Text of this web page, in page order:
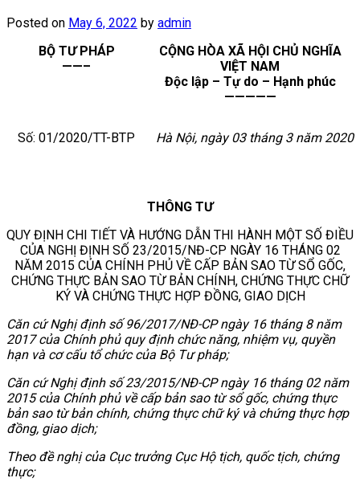
Posted on May 6, 2022 by admin
BỘ TƯ PHÁP
——–
CỘNG HÒA XÃ HỘI CHỦ NGHĨA
VIỆT NAM
Độc lập – Tự do – Hạnh phúc
—————
Số: 01/2020/TT-BTP Hà Nội, ngày 03 tháng 3 năm 2020
THÔNG TƯ
QUY ĐỊNH CHI TIẾT VÀ HƯỚNG DẪN THI HÀNH MỘT SỐ ĐIỀU
CỦA NGHỊ ĐỊNH SỐ 23/2015/NĐ-CP NGÀY 16 THÁNG 02
NĂM 2015 CỦA CHÍNH PHỦ VỀ CẤP BẢN SAO TỪ SỔ GỐC,
CHỨNG THỰC BẢN SAO TỪ BẢN CHÍNH, CHỨNG THỰC CHỮ
KÝ VÀ CHỨNG THỰC HỢP ĐỒNG, GIAO DỊCH
Căn cứ Nghị định số 96/2017/NĐ-CP ngày 16 tháng 8 năm
2017 của Chính phủ quy định chức năng, nhiệm vụ, quyền
hạn và cơ cấu tổ chức của Bộ Tư pháp;
Căn cứ Nghị định số 23/2015/NĐ-CP ngày 16 tháng 02 năm
2015 của Chính phủ về cấp bản sao từ sổ gốc, chứng thực
bản sao từ bản chính, chứng thực chữ ký và chứng thực hợp
đồng, giao dịch;
Theo đề nghị của Cục trưởng Cục Hộ tịch, quốc tịch, chứng
thực;